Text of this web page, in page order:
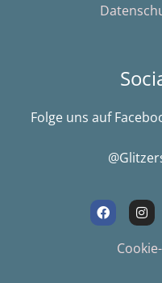
Folge uns auf
F
a
c
I
n
s
t
a